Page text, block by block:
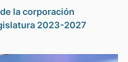
la corporación
2023-2027